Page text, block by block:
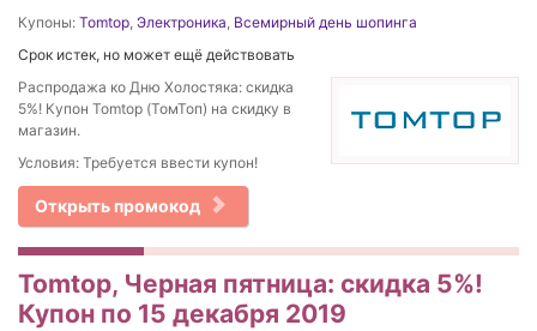
Купоны: Tomtop, Электроника, Всемирный день шопинга
Срок истек, но может ещё действовать
Распродажа ко Дню Холостяка: скидка
5%! Купон Tomtop (ТомТоп) на скидку в
магазин.
Условия: Требуется ввести купон!
Открыть промокод
Tomtop, Черная пятница: скидка 5%!
Купон по 15 декабря 2019